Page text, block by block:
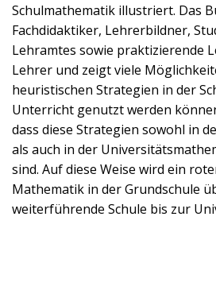
Schulmathematik illustriert. Das
Fachdidaktiker, Lehrerbildner,
Lehramtes sowie praktizierende
Lehrer und zeigt viele
heuristischen Strategien in der
Unterricht genutzt werden
dass diese Strategien sowohl in
als auch in der
sind. Auf diese Weise wird ein
Mathematik in der Grundschule
weiterführende Schule bis zur